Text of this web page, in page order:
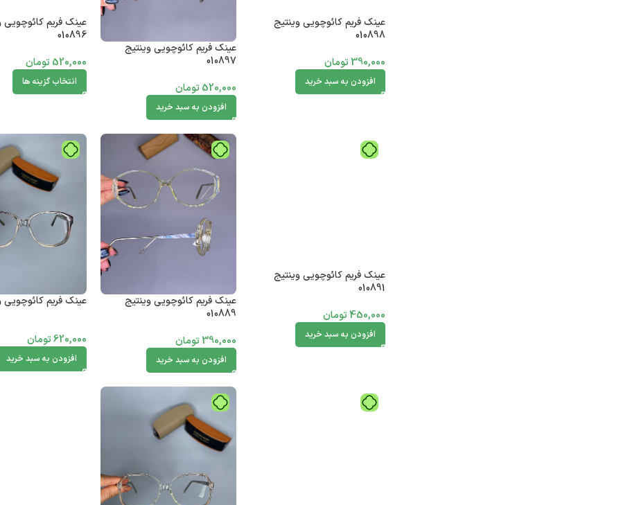
عینک فریم کائوچویی وینتیج
010898
390,000تومان
افزودن به سبد خرید
عینک فریم کائوچویی وینتیج
010897
520,000 تومان
افزودن به سبد خرید
عینک فریم کائوچویی
010896
520,000تومان
انتخاب گزینه ها
عینک فریم کائوچویی وینتیج
010891
450,000تومان
افزودن به سبد خرید
عینک فریم کائوچویی وینتیج
010889
390,000 تومان
افزودن به سبد خرید
عینک فریم کائوچویی
620,000تومان
افزودن به سبد خرید